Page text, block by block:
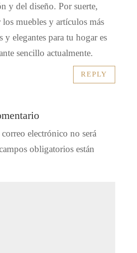
y del diseño. Por suerte,
los muebles y artículos más
y elegantes para tu hogar es
sencillo actualmente.
REPLY
electrónico no será
obligatorios están